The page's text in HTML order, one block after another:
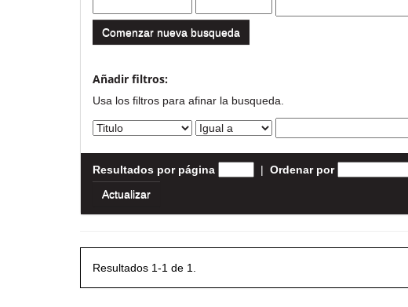
Comenzar nueva busqueda
Añadir filtros:
Usa los filtros para afinar la busqueda.
Resultados por página | Ordenar por
Resultados 1-1 de 1.